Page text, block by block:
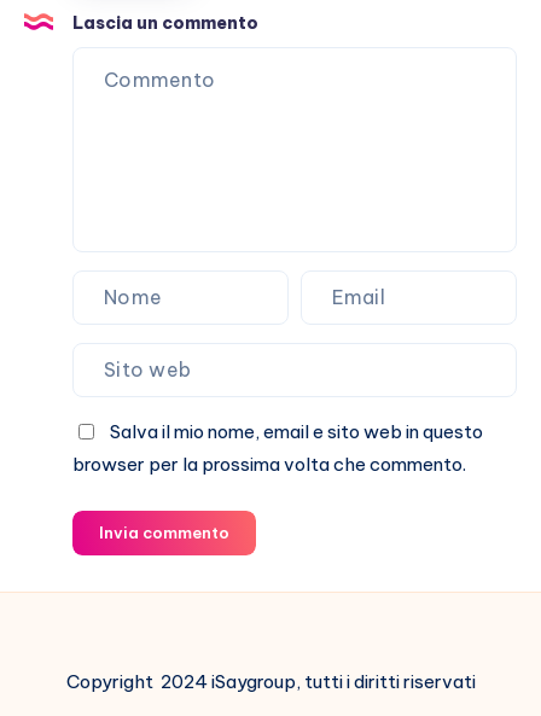
che
non
passa
Lascia un commento
Salva il mio nome, email e sito web in questo
browser per la prossima volta che commento.
Invia commento
Copyright 2024 iSaygroup, tutti i diritti riservati